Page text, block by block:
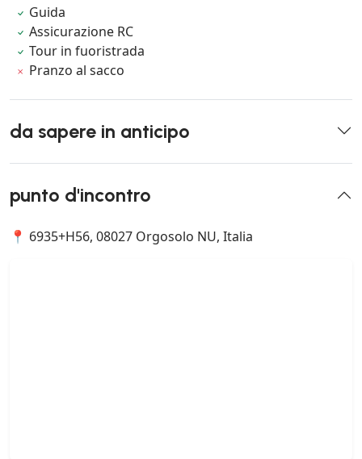
Guida
Assicurazione RC
Tour in fuoristrada
Pranzo al sacco
da sapere in anticipo
punto d'incontro
📍 6935+H56, 08027 Orgosolo NU, Italia